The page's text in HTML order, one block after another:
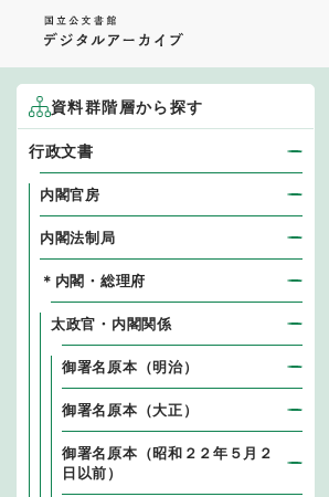
資料群階層から探す
行政文書
内閣官房
内閣法制局
＊内閣・総理府
太政官・内閣関係
御署名原本（明治）
御署名原本（大正）
御署名原本（昭和２２年５月２
日以前）